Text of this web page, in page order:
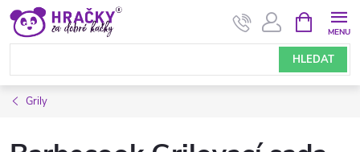
Přejít
obsah
HLEDAT
NÁKUPNÍ
KOŠÍK
Grily